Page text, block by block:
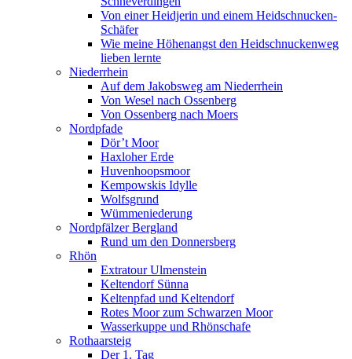
Von einer Heidjerin und einem Heidschnucken-
Schäfer
Wie meine Höhenangst den Heidschnuckenweg
lieben lernte
Niederrhein
Auf dem Jakobsweg am Niederrhein
Von Wesel nach Ossenberg
Von Ossenberg nach Moers
Nordpfade
Dör’t Moor
Haxloher Erde
Huvenhoopsmoor
Kempowskis Idylle
Wolfsgrund
Wümmeniederung
Nordpfälzer Bergland
Rund um den Donnersberg
Rhön
Extratour Ulmenstein
Keltendorf Sünna
Keltenpfad und Keltendorf
Rotes Moor zum Schwarzen Moor
Wasserkuppe und Rhönschafe
Rothaarsteig
Der 1. Tag